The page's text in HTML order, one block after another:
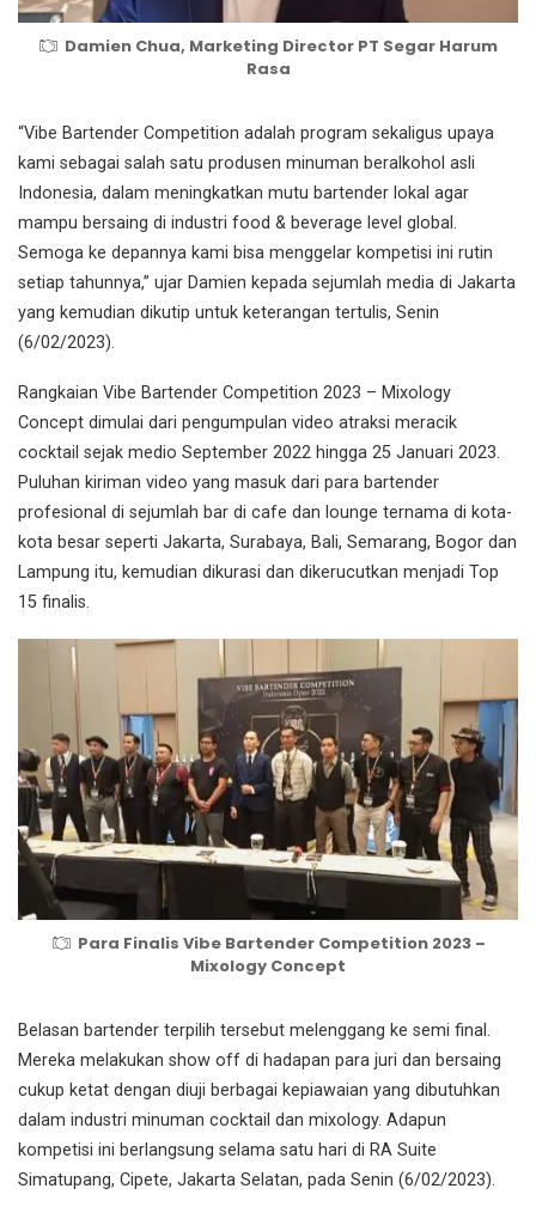
Damien Chua, Marketing Director PT Segar Harum
Rasa
“Vibe Bartender Competition adalah program sekaligus upaya
kami sebagai salah satu produsen minuman beralkohol asli
Indonesia, dalam meningkatkan mutu bartender lokal agar
mampu bersaing di industri food & beverage level global.
Semoga ke depannya kami bisa menggelar kompetisi ini rutin
setiap tahunnya,” ujar Damien kepada sejumlah media di Jakarta
yang kemudian dikutip untuk keterangan tertulis, Senin
(6/02/2023).
Rangkaian Vibe Bartender Competition 2023 – Mixology
Concept dimulai dari pengumpulan video atraksi meracik
cocktail sejak medio September 2022 hingga 25 Januari 2023.
Puluhan kiriman video yang masuk dari para bartender
profesional di sejumlah bar di cafe dan lounge ternama di kota-
kota besar seperti Jakarta, Surabaya, Bali, Semarang, Bogor dan
Lampung itu, kemudian dikurasi dan dikerucutkan menjadi Top
15 finalis.
Para Finalis Vibe Bartender Competition 2023 –
Mixology Concept
Belasan bartender terpilih tersebut melenggang ke semi final.
Mereka melakukan show off di hadapan para juri dan bersaing
cukup ketat dengan diuji berbagai kepiawaian yang dibutuhkan
dalam industri minuman cocktail dan mixology. Adapun
kompetisi ini berlangsung selama satu hari di RA Suite
Simatupang, Cipete, Jakarta Selatan, pada Senin (6/02/2023).